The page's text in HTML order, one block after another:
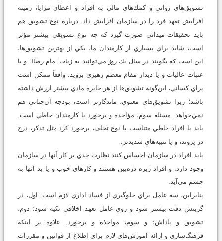
تشويق‌‌هاي رواني و كمك‌هاي مالي به افراد و اعطاي مزايا، زمينه
افزايش تعهد فرد را در سازمان افزايش داد. دربارة نوع تشويق هم
بايد تحقيقات ميداني صورت گيرد كه چه نوع تشويقي بيشتر مؤثر
است، شايد براي بسياري از كارمندان ما، يكي از بهترين تشويق‌ها،
اين است كه بگويند در سال يك روز مي‌توانيد به زيات امام رضا و يا
عتبات عاليات و يا ديدار مقام معظم رهبري برويد. واقعاً ممكن است
براي كساني، اين‌گونه تشويق‌ها از هر جايزه مادي بيشتر ارزش داشته
باشد؛ زيرا تشويق‌هاي معنوي، ماندگارتر است، بودجه آن‌چناني هم
نمي‌خواهد. مسئلة سوم، مؤاخذه و برخورد با كارمندان خاطي است.
بايد با افراد خاطي متناسب با نوع تخلف، برخورد كرد مثل تذكر، درج
در پروند، و يا تنبيه‌هاي شديدتر.
بايد افراد در سازمان احساس كنند نظارت جدي بر كار آنها در سازمان
وجود دارد. و افراد زيره ذره‌بين هستند و كارهاي خوب و يا بد آنها به
چشم مي‌آيد.
بنابراين، سه عامل براي جلوگيري از فساد اداري لازم است: اول، در
گزينش دقت بيشتر شود و روي عامل تعهد اخلاقي تكيه شود؛ دوم،
تشويق و پاداش؛ و سوم، مواخذه و برخورد. علاوه بر اينكه
فرهنگ‌سازي و ارائه آموزش‌هاي لازم براي اطلاع از قوانين و مقررات